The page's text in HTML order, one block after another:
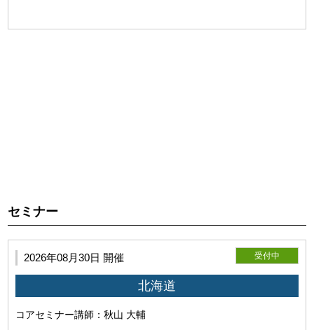
とを目的とします。
セミナー
2026年08月30日 開催 受付中
北海道
コアセミナー講師：秋山 大輔